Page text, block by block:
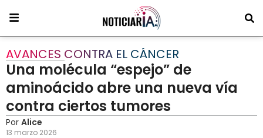
AVANCES CONTRA EL CÁNCER
Una molécula “espejo” de
aminoácido abre una nueva vía
contra ciertos tumores
Por Alice
13 marzo 2026